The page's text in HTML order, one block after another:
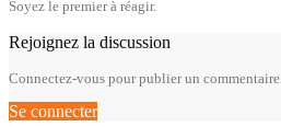
Soyez le premier à réagir.
Rejoignez la discussion
Connectez-vous pour publier un commentaire.
Se connecter